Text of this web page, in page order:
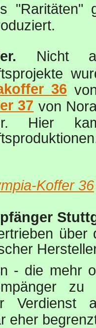
"Raritäten"
Nicht
36
37 von
Hier
Koffer 36
über
- die mehr
eher